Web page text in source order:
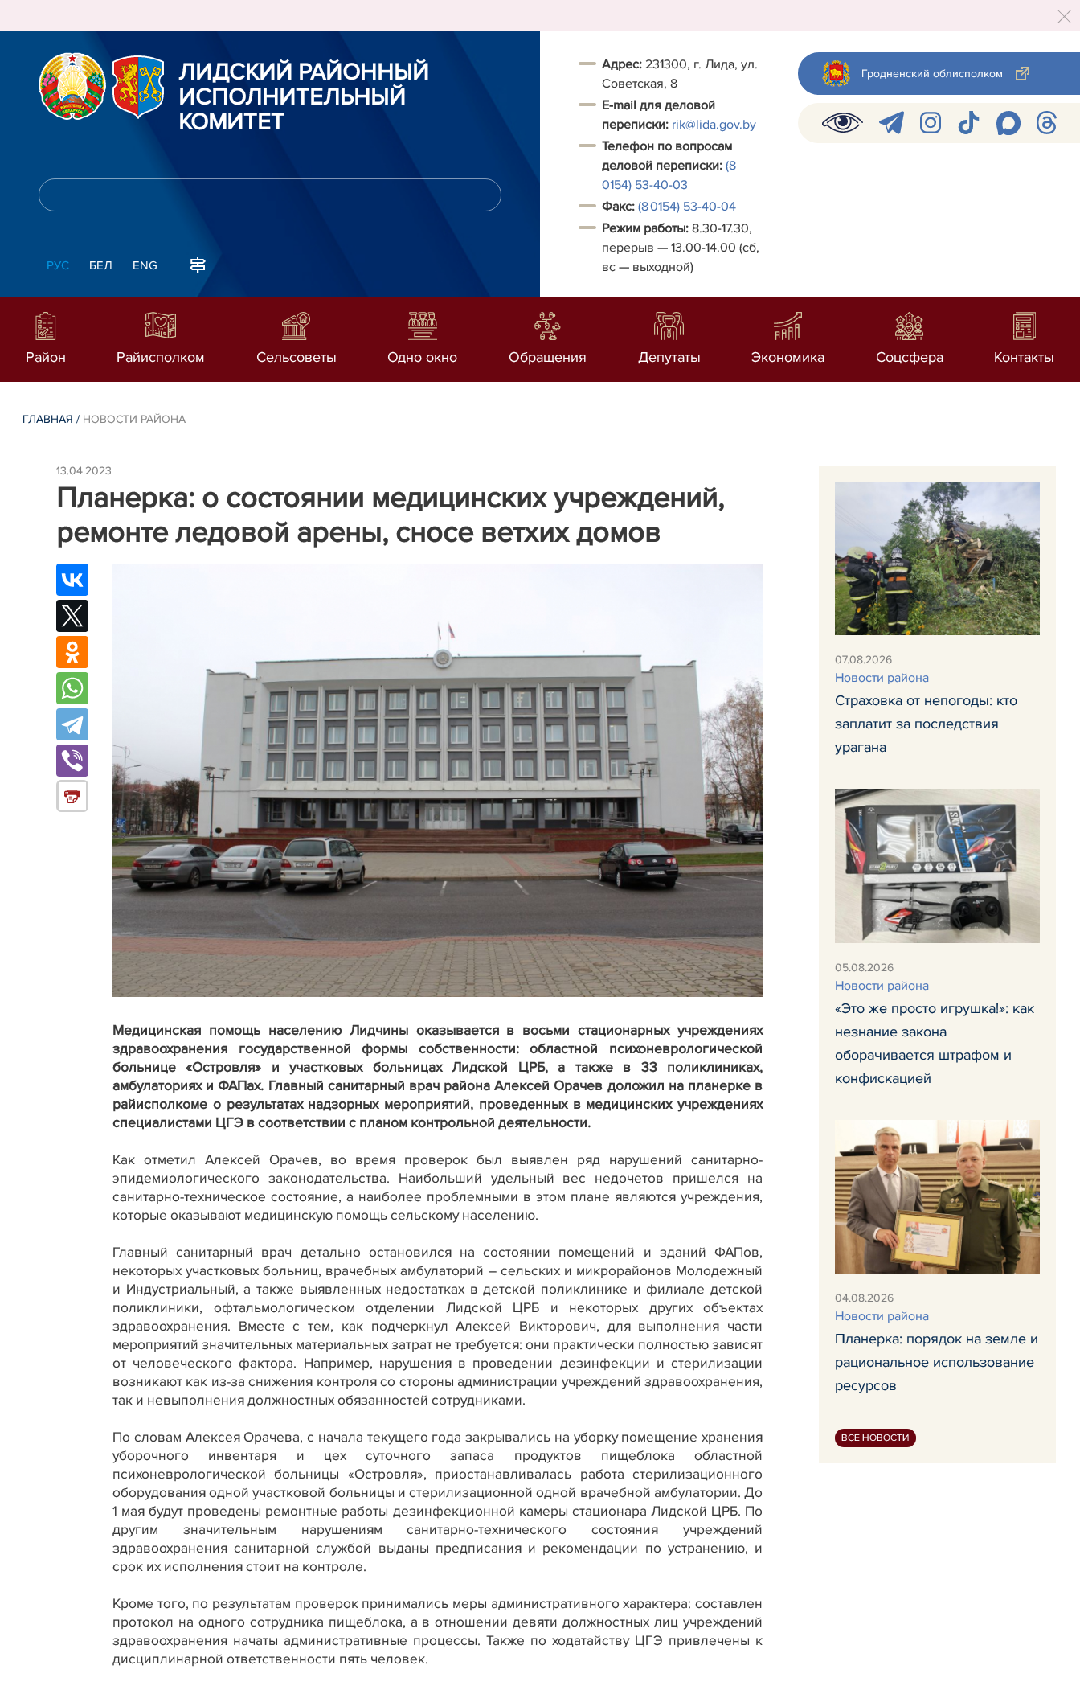
ЛИДСКИЙ РАЙОННЫЙ
ИСПОЛНИТЕЛЬНЫЙ
КОМИТЕТ
РУС БЕЛ ENG
Адрес: 231300, г. Лида, ул.
Советская, 8
E-mail для деловой
переписки: rik@lida.gov.by
Телефон по вопросам
деловой переписки: (8
0154) 53-40-03
Факс: (8 0154) 53-40-04
Режим работы: 8.30-17.30,
перерыв — 13.00-14.00 (сб,
вс — выходной)
Гродненский облисполком
Район Райисполком Сельсоветы Одно окно Обращения Депутаты Экономика Соцсфера Контакты
ГЛАВНАЯ / НОВОСТИ РАЙОНА
13.04.2023
Планерка: о состоянии медицинских учреждений,
ремонте ледовой арены, сносе ветхих домов
Медицинская помощь населению Лидчины оказывается в восьми стационарных учреждениях
здравоохранения государственной формы собственности: областной психоневрологической
больнице «Островля» и участковых больницах Лидской ЦРБ, а также в 33 поликлиниках,
амбулаториях и ФАПах. Главный санитарный врач района Алексей Орачев доложил на планерке в
райисполкоме о результатах надзорных мероприятий, проведенных в медицинских учреждениях
специалистами ЦГЭ в соответствии с планом контрольной деятельности.
Как отметил Алексей Орачев, во время проверок был выявлен ряд нарушений санитарно-
эпидемиологического законодательства. Наибольший удельный вес недочетов пришелся на
санитарно-техническое состояние, а наиболее проблемными в этом плане являются учреждения,
которые оказывают медицинскую помощь сельскому населению.
Главный санитарный врач детально остановился на состоянии помещений и зданий ФАПов,
некоторых участковых больниц, врачебных амбулаторий – сельских и микрорайонов Молодежный
и Индустриальный, а также выявленных недостатках в детской поликлинике и филиале детской
поликлиники, офтальмологическом отделении Лидской ЦРБ и некоторых других объектах
здравоохранения. Вместе с тем, как подчеркнул Алексей Викторович, для выполнения части
мероприятий значительных материальных затрат не требуется: они практически полностью зависят
от человеческого фактора. Например, нарушения в проведении дезинфекции и стерилизации
возникают как из-за снижения контроля со стороны администрации учреждений здравоохранения,
так и невыполнения должностных обязанностей сотрудниками.
По словам Алексея Орачева, с начала текущего года закрывались на уборку помещение хранения
уборочного инвентаря и цех суточного запаса продуктов пищеблока областной
психоневрологической больницы «Островля», приостанавливалась работа стерилизационного
оборудования одной участковой больницы и стерилизационной одной врачебной амбулатории. До
1 мая будут проведены ремонтные работы дезинфекционной камеры стационара Лидской ЦРБ. По
другим значительным нарушениям санитарно-технического состояния учреждений
здравоохранения санитарной службой выданы предписания и рекомендации по устранению, и
срок их исполнения стоит на контроле.
Кроме того, по результатам проверок принимались меры административного характера: составлен
протокол на одного сотрудника пищеблока, а в отношении девяти должностных лиц учреждений
здравоохранения начаты административные процессы. Также по ходатайству ЦГЭ привлечены к
дисциплинарной ответственности пять человек.
07.08.2026
Новости района
Страховка от непогоды: кто
заплатит за последствия
урагана
05.08.2026
Новости района
«Это же просто игрушка!»: как
незнание закона
оборачивается штрафом и
конфискацией
04.08.2026
Новости района
Планерка: порядок на земле и
рациональное использование
ресурсов
ВСЕ НОВОСТИ